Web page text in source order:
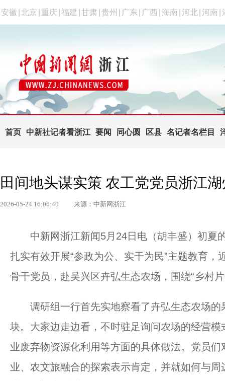
安徽 北京 重庆 福建 甘肃 贵州 广东 广西 海南 河北 河南
首页 中新社记者看浙江 要闻 同心圆 区县 名记者名栏目
田间地头谋实策 农工党党员浙江
2026-05-24 16:06:40 来源：中新网浙江
中新网浙江新闻5月24日电（胡丰盛）初夏
扎实有效开展“参政为公、实干为民”主题教育
骨干党员，赴吴兴区卉弘生态农场，围绕“乡村
调研组一行首先实地察看了卉弘生态农场的
块。大家边走边看，不时驻足询问农场的经营
业废弃物资源化利用等方面的具体做法。党员
业、农文旅融合的探索表示肯定，并就如何与